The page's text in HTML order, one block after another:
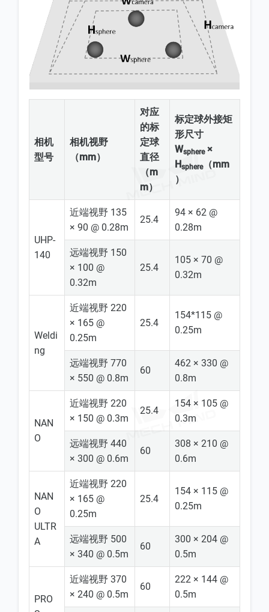
相机
型号
相机视野
（mm）
对应
的标
定球
直径
（m
m）
标定球外接矩
形尺寸
Wsphere×
Hsphere（mm
）
UHP-
140
近端视野 135
× 90 @ 0.28m
25.4
94 × 62 @
0.28m
远端视野 150
× 100 @
0.32m
25.4
105 × 70 @
0.32m
Weldi
ng
近端视野 220
× 165 @
0.25m
25.4
154*115 @
0.25m
远端视野 770
× 550 @ 0.8m
60
462 × 330 @
0.8m
NAN
O
近端视野 220
× 150 @ 0.3m
25.4
154 × 105 @
0.3m
远端视野 440
× 300 @ 0.6m
60
308 × 210 @
0.6m
NAN
O
ULTR
A
近端视野 220
× 165 @
0.25m
25.4
154 × 115 @
0.25m
远端视野 500
× 340 @ 0.5m
60
300 × 204 @
0.5m
PRO
近端视野 370
× 240 @ 0.5m
60
222 × 144 @
0.5m